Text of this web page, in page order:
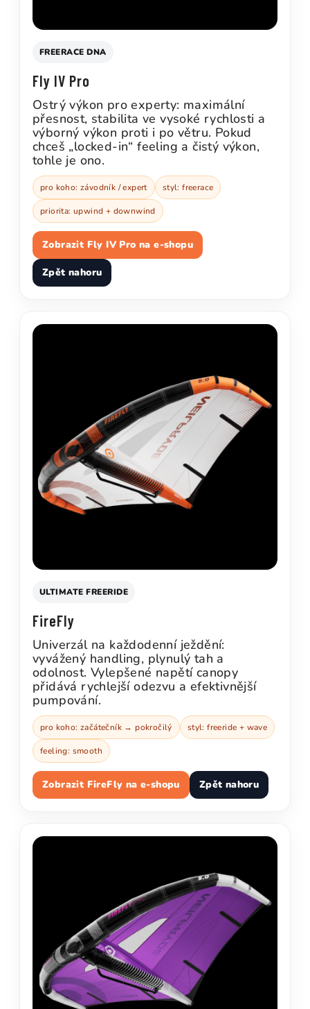
FREERACE DNA
Fly IV Pro
Ostrý výkon pro experty: maximální
přesnost, stabilita ve vysoké rychlosti a
výborný výkon proti i po větru. Pokud
chceš „locked-in“ feeling a čistý výkon,
tohle je ono.
pro koho: závodník / expert styl: freerace
priorita: upwind + downwind
Zobrazit Fly IV Pro na e-shopu
Zpět nahoru
ULTIMATE FREERIDE
FireFly
Univerzál na každodenní ježdění:
vyvážený handling, plynulý tah a
odolnost. Vylepšené napětí canopy
přidává rychlejší odezvu a efektivnější
pumpování.
pro koho: začátečník → pokročilý styl: freeride + wave
feeling: smooth
Zobrazit FireFly na e-shopu Zpět nahoru